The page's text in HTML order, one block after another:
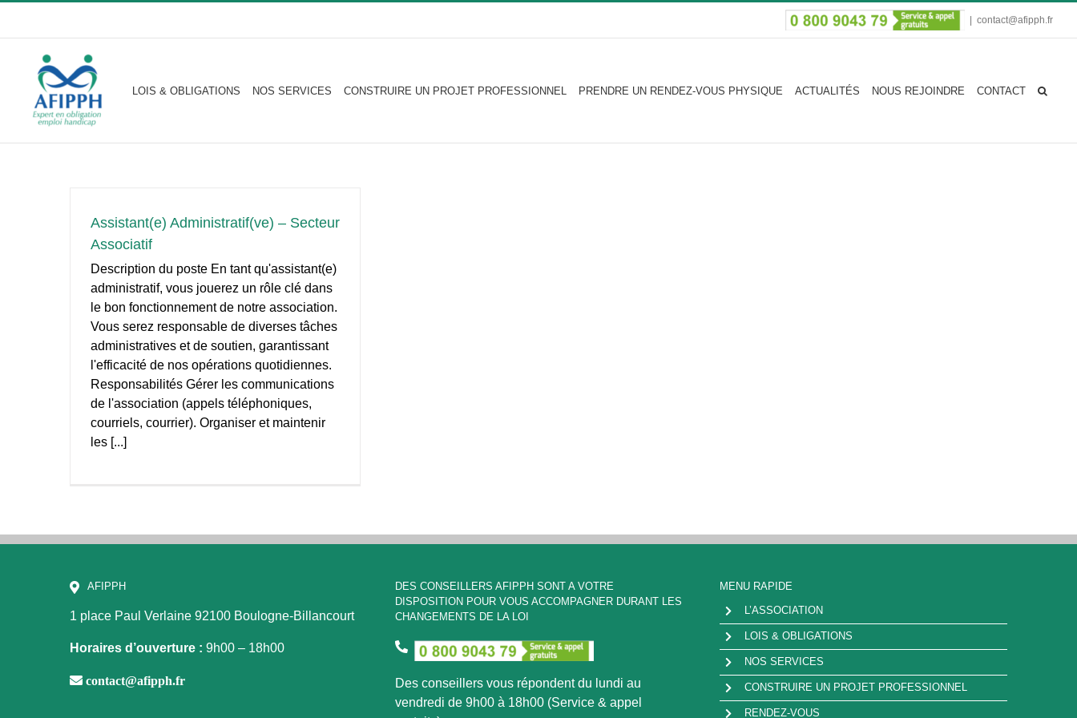
contact@afipph.fr
LOIS & OBLIGATIONS NOS SERVICES CONSTRUIRE UN PROJET PROFESSIONNEL PRENDRE UN RENDEZ-VOUS PHYSIQUE ACTUALITÉS NOUS REJOINDRE CONTACT
Assistant(e) Administratif(ve) – Secteur
Associatif
Description du poste En tant qu'assistant(e)
administratif, vous jouerez un rôle clé dans
le bon fonctionnement de notre association.
Vous serez responsable de diverses tâches
administratives et de soutien, garantissant
l'efficacité de nos opérations quotidiennes.
Responsabilités Gérer les communications
de l'association (appels téléphoniques,
courriels, courrier). Organiser et maintenir
les [...]
AFIPPH
1 place Paul Verlaine 92100 Boulogne-Billancourt
Horaires d’ouverture : 9h00 – 18h00
contact@afipph.fr
DES CONSEILLERS AFIPPH SONT A VOTRE
DISPOSITION POUR VOUS ACCOMPAGNER DURANT LES
CHANGEMENTS DE LA LOI
Des conseillers vous répondent du lundi au
vendredi de 9h00 à 18h00 (Service & appel
MENU RAPIDE
L’ASSOCIATION
LOIS & OBLIGATIONS
NOS SERVICES
CONSTRUIRE UN PROJET PROFESSIONNEL
RENDEZ-VOUS